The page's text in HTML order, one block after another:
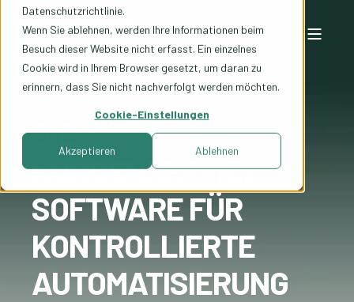
Datenschutzrichtlinie.
Wenn Sie ablehnen, werden Ihre Informationen beim
Besuch dieser Website nicht erfasst. Ein einzelnes
Cookie wird in Ihrem Browser gesetzt, um daran zu
erinnern, dass Sie nicht nachverfolgt werden möchten.
Cookie-Einstellungen
Akzeptieren Ablehnen
DIE KI
KUNDENSERVICE
SOFTWARE FÜR
KONTROLLIERTE
AUTOMATISIERUNG